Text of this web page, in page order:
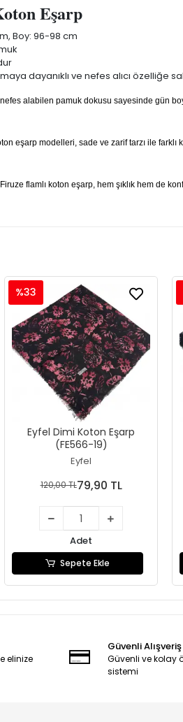
Eşarp
Boy: 96-98 cm
dayanıklı ve nefes alıcı
alabilen pamuk dokusu sayesinde gün
eşarp modelleri, sade ve zarif tarzı ile
flamlı koton eşarp, hem şıklık hem de
Eyfel Dimi Koton Eşarp
(FE566-19)
Eyfel
%33
120,00 TL79,90 TL
Adet
Sepete Ekle
elinize
Güvenli Alışveriş
Güvenli ve kolay
sistemi